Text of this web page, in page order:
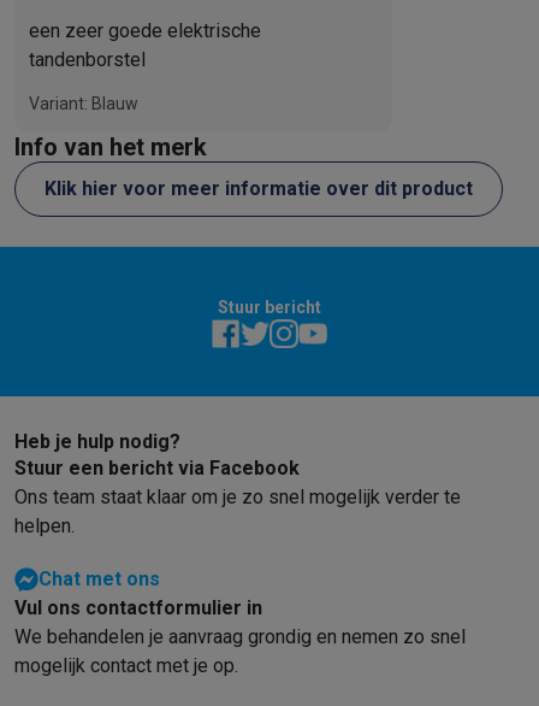
een zeer goede elektrische
tandenborstel
Variant: Blauw
Info van het merk
Klik hier voor meer informatie over dit product
Stuur bericht
Heb je hulp nodig?
Stuur een bericht via Facebook
Ons team staat klaar om je zo snel mogelijk verder te
helpen.
Chat met ons
Vul ons contactformulier in
We behandelen je aanvraag grondig en nemen zo snel
mogelijk contact met je op.